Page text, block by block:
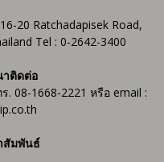
20 Ratchadapisek Road,
Tel : 0-2642-3400
ติดต่อ
1668-2221 หรือ email :
สัมพันธ์